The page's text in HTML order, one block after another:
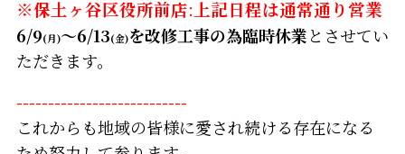
※保土ヶ谷区役所前店: 上記日程は通常通り営業
6/9(月)～6/13(金)を改修工事の為臨時休業とさせてい
ただきます。
---------------------------
これからも地域の皆様に愛され続ける存在になる